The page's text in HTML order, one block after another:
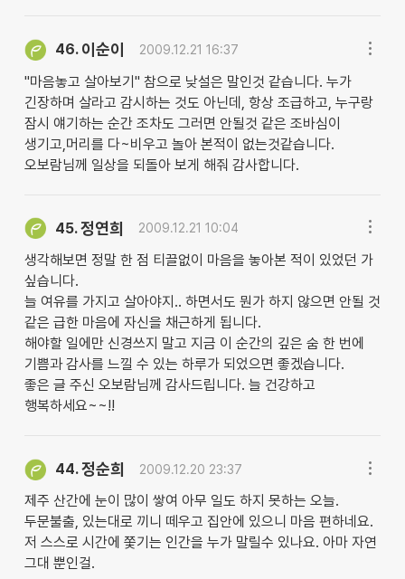
46. 이순이 2009.12.21 16:37
"마음놓고 살아보기" 참으로 낮설은 말인것 같습니다. 누가
긴장하며 살라고 감시하는 것도 아닌데, 항상 조급하고, 누구랑
잠시 얘기하는 순간 조차도 그러면 안될것 같은 조바심이
생기고,머리를 다~비우고 놀아 본적이 없는것같습니다.
오보람님께 일상을 되돌아 보게 해줘 감사합니다.
45.정연희 2009.12.21 10:04
생각해보면 정말 한 점 티끌없이 마음을 놓아본 적이 있었던 가
싶습니다.
늘 여유를 가지고 살아야지.. 하면서도 뭔가 하지 않으면 안될 것
같은 급한 마음에 자신을 채근하게 됩니다.
해야할 일에만 신경쓰지 말고 지금 이 순간의 깊은 숨 한 번에
기쁨과 감사를 느낄 수 있는 하루가 되었으면 좋겠습니다.
좋은 글 주신 오보람님께 감사드립니다. 늘 건강하고
행복하세요~~!!
44.정순희 2009.12.20 23:37
제주 산간에 눈이 많이 쌓여 아무 일도 하지 못하는 오늘.
두문불출, 있는대로 끼니 떼우고 집안에 있으니 마음 편하네요.
저 스스로 시간에 쫓기는 인간을 누가 말릴수 있나요. 아마 자연
그대 뿐인걸.